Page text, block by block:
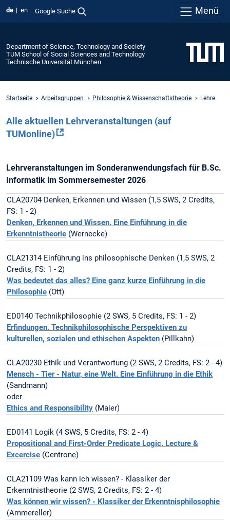
de en Google Suche Menü
Department of Science, Technology and Society
TUM School of Social Sciences and Technology
Technische Universität München
Startseite Arbeitsgruppen Philosophie & Wissenschaftstheorie Lehre
Alle aktuellen Lehrveranstaltungen (auf
TUMonline)
Lehrveranstaltungen im Sonderanwendungsfach für B.Sc.
Informatik im Sommersemester 2026
CLA20704 Denken, Erkennen und Wissen (1,5 SWS, 2 Credits,
FS: 1 - 2)
Denken, Erkennen und Wissen. Eine Einführung in die
Erkenntnistheorie (Wernecke)
CLA21314 Einführung ins philosophische Denken (1,5 SWS, 2
Credits, FS: 1 - 2)
Was bedeutet das alles? Eine ganz kurze Einführung in die
Philosophie (Ott)
ED0140 Technikphilosophie (2 SWS, 5 Credits, FS: 1 - 2)
Erfindungen. Technikphilosophische Perspektiven zu
kulturellen, sozialen und ethischen Aspekten (Pillkahn)
CLA20230 Ethik und Verantwortung (2 SWS, 2 Credits, FS: 2 - 4)
Mensch - Tier - Natur, eine Welt. Eine Einführung in die Ethik
(Sandmann)
oder
Ethics and Responsibility (Maier)
ED0141 Logik (4 SWS, 5 Credits, FS: 2 - 4)
Propositional and First-Order Predicate Logic. Lecture &
Excercise (Centrone)
CLA21109 Was kann ich wissen? - Klassiker der
Erkenntnistheorie (2 SWS, 2 Credits, FS: 2 - 4)
Was können wir wissen? - Klassiker der Erkenntnisphilosophie
(Ammereller)